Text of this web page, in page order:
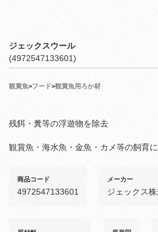
ジェックスウール
(4972547133601)
観賞魚>フード>観賞魚用ろか材
残餌・糞等の浮遊物を除去
観賞魚・海水魚・金魚・カメ等の飼育に
商品コード
4972547133601
メーカー
ジェックス